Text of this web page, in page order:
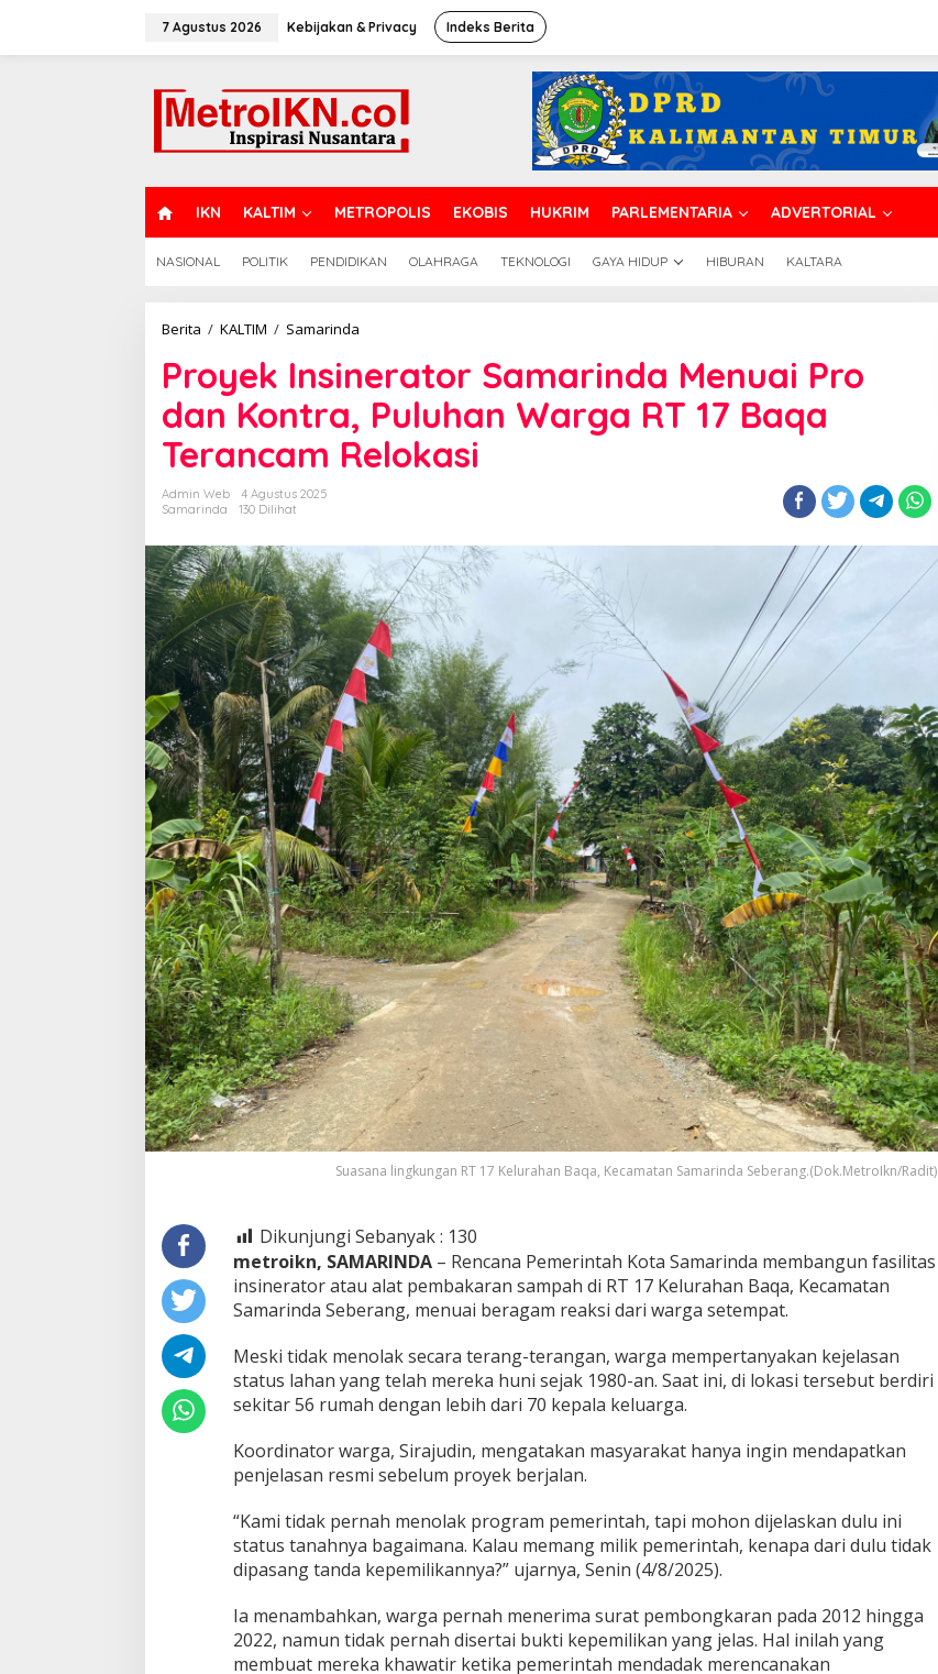
7 Agustus 2026 Kebijakan & Privacy Indeks Berita
O
M
IKN KALTIM METROPOLIS EKOBIS HUKRIM PARLEMENTARIA ADVERTORIAL
NASIONAL POLITIK PENDIDIKAN OLAHRAGA TEKNOLOGI GAYA HIDUP HIBURAN KALTARA
Berita / KALTIM / Samarinda
Samarinda
Menuai
Pro
dan
Kontra,
Puluhan
Baqa
Terancam
Relokasi
Proyek Insinerator Samarinda Menuai Pro
dan Kontra, Puluhan Warga RT 17 Baqa
Terancam Relokasi
Admin Web
4 Agustus 2025
Samarinda
130 Dilihat
Suasana lingkungan RT 17 Kelurahan Baqa, Kecamatan Samarinda Seberang.(Dok.MetroIkn/Radit)
Dikunjungi Sebanyak : 130
metroikn, SAMARINDA– Rencana Pemerintah Kota Samarinda membangun fasilitas
insinerator atau alat pembakaran sampah di RT 17 Kelurahan Baqa, Kecamatan
Samarinda Seberang, menuai beragam reaksi dari warga setempat.
Meski tidak menolak secara terang-terangan, warga mempertanyakan kejelasan
status lahan yang telah mereka huni sejak 1980-an. Saat ini, di lokasi tersebut berdiri
sekitar 56 rumah dengan lebih dari 70 kepala keluarga.
Koordinator warga, Sirajudin, mengatakan masyarakat hanya ingin mendapatkan
penjelasan resmi sebelum proyek berjalan.
“Kami tidak pernah menolak program pemerintah, tapi mohon dijelaskan dulu ini
status tanahnya bagaimana. Kalau memang milik pemerintah, kenapa dari dulu tidak
dipasang tanda kepemilikannya?” ujarnya, Senin (4/8/2025).
Ia menambahkan, warga pernah menerima surat pembongkaran pada 2012 hingga
2022, namun tidak pernah disertai bukti kepemilikan yang jelas. Hal inilah yang
membuat mereka khawatir ketika pemerintah mendadak merencanakan